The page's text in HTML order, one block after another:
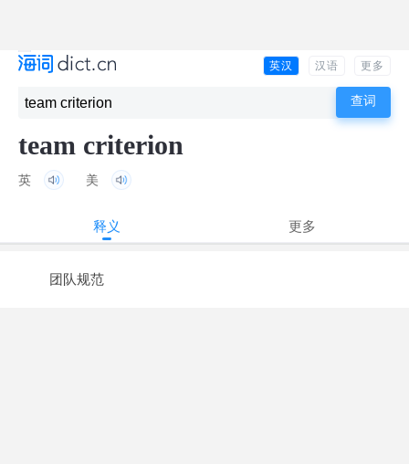
英汉 汉语 更多
team criterion
英 美
释义 更多
团队规范